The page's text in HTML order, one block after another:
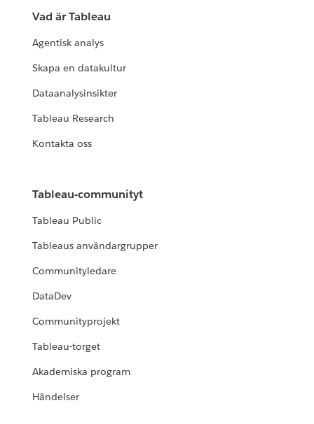
Vad är Tableau
Agentisk analys
Skapa en datakultur
Dataanalysinsikter
Tableau Research
Kontakta oss
Tableau-communityt
Tableau Public
Tableaus användargrupper
Communityledare
DataDev
Communityprojekt
Tableau-torget
Akademiska program
Händelser